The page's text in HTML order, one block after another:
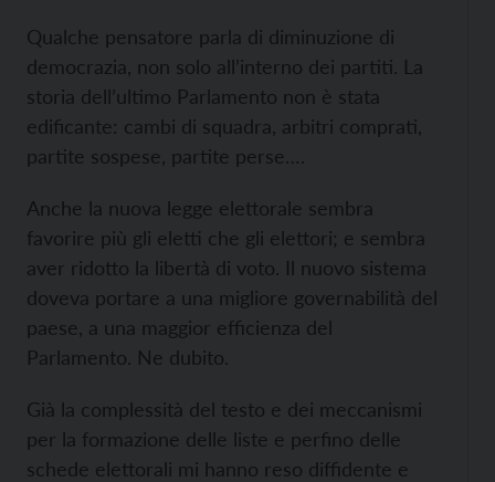
Qualche pensatore parla di diminuzione di
democrazia, non solo all’interno dei partiti. La
storia dell’ultimo Parlamento non è stata
edificante: cambi di squadra, arbitri comprati,
partite sospese, partite perse….
Anche la nuova legge elettorale sembra
favorire più gli eletti che gli elettori; e sembra
aver ridotto la libertà di voto. Il nuovo sistema
doveva portare a una migliore governabilità del
paese, a una maggior efficienza del
Parlamento. Ne dubito.
Già la complessità del testo e dei meccanismi
per la formazione delle liste e perfino delle
schede elettorali mi hanno reso diffidente e